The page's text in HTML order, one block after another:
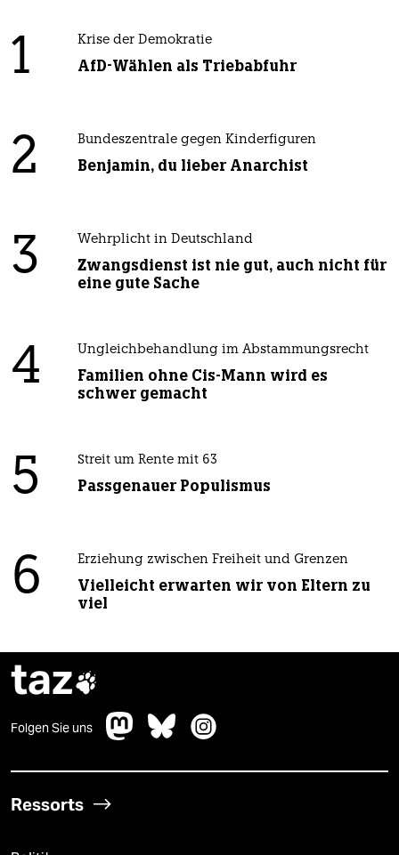
1 Krise der Demokratie
AfD-Wählen als Triebabfuhr
2 Bundeszentrale gegen Kinderfiguren
Benjamin, du lieber Anarchist
3 Wehrplicht in Deutschland
Zwangsdienst ist nie gut, auch nicht für
eine gute Sache
4 Ungleichbehandlung im Abstammungsrecht
Familien ohne Cis-Mann wird es
schwer gemacht
5 Streit um Rente mit 63
Passgenauer Populismus
6 Erziehung zwischen Freiheit und Grenzen
Vielleicht erwarten wir von Eltern zu
viel
taz
Folgen Sie uns
Ressorts